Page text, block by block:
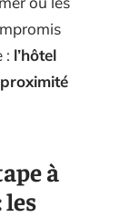
: l’hôtel
à
les